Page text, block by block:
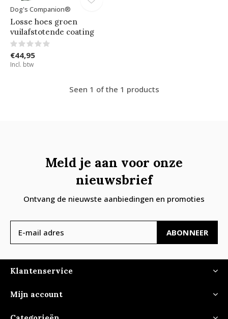
Dog's Companion®
Losse hoes groen
vuilafstotende coating
€44,95
Incl. btw
Seen 1 of the 1 products
Meld je aan voor onze
nieuwsbrief
Ontvang de nieuwste aanbiedingen en promoties
ABONNEER
Klantenservice
Mijn account